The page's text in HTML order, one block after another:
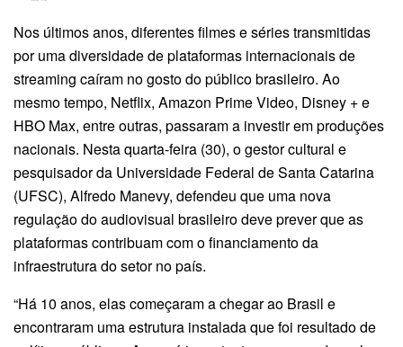
Nos últimos anos, diferentes filmes e séries transmitidas
por uma diversidade de plataformas internacionais de
streaming caíram no gosto do público brasileiro. Ao
mesmo tempo, Netflix, Amazon Prime Video, Disney + e
HBO Max, entre outras, passaram a investir em produções
nacionais. Nesta quarta-feira (30), o gestor cultural e
pesquisador da Universidade Federal de Santa Catarina
(UFSC), Alfredo Manevy, defendeu que uma nova
regulação do audiovisual brasileiro deve prever que as
plataformas contribuam com o financiamento da
infraestrutura do setor no país.
“Há 10 anos, elas começaram a chegar ao Brasil e
encontraram uma estrutura instalada que foi resultado de